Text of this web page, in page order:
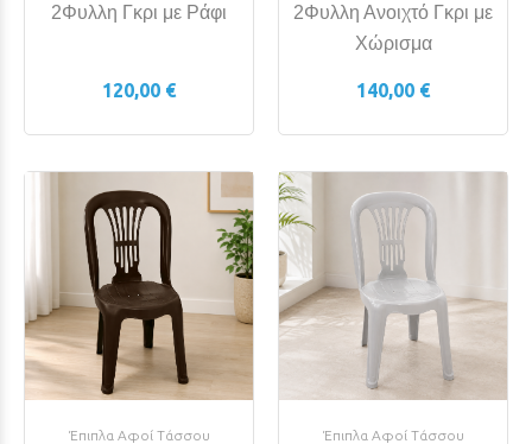
2Φυλλη Γκρι με Ράφι
120,00 €
2Φυλλη Ανοιχτό Γκρι με
Χώρισμα
140,00 €
Έπιπλα Αφοί Τάσσου Έπιπλα Αφοί Τάσσου